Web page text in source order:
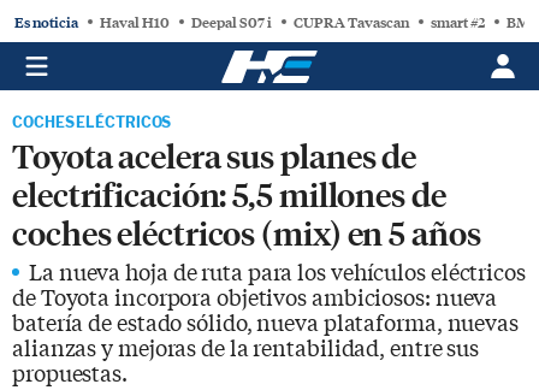
Es noticia Haval H10 Deepal S07 i CUPRA Tavascan smart #2
COCHES ELÉCTRICOS
Toyota acelera sus planes de
electrificación: 5,5 millones de
coches eléctricos (mix) en 5 años
La nueva hoja de ruta para los vehículos eléctricos
de Toyota incorpora objetivos ambiciosos: nueva
batería de estado sólido, nueva plataforma, nuevas
alianzas y mejoras de la rentabilidad, entre sus
propuestas.